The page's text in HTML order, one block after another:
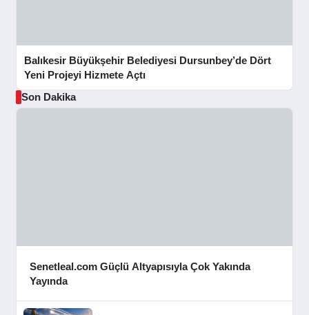
Balıkesir Büyükşehir Belediyesi Dursunbey’de Dört
Yeni Projeyi Hizmete Açtı
Son Dakika
Senetleal.com Güçlü Altyapısıyla Çok Yakında
Yayında